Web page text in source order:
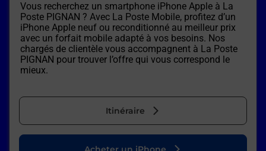
Vous recherchez un smartphone iPhone Apple à La
Poste PIGNAN ? Avec La Poste Mobile, profitez d’un
iPhone Apple neuf ou reconditionné au meilleur prix
avec un forfait mobile adapté à vos besoins. Nos
chargés de clientèle vous accompagnent à La Poste
PIGNAN pour trouver l’offre qui vous correspond le
mieux.
Itinéraire